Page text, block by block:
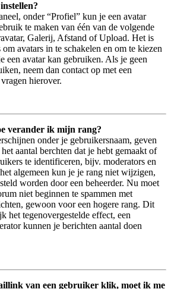
onder “Profiel” kun je een avatar
te maken van één van de volgende
Galerij, Afstand of Upload. Het is
om avatars in te schakelen en om te kiezen
een avatar kan gebruiken. Als je geen
neem dan contact op met een
hierover.
verander ik mijn rang?
onder je gebruikersnaam, geven
aantal berchten dat je hebt gemaakt of
te identificeren, bijv. moderators en
algemeen kun je je rang niet wijzigen,
worden door een beheerder. Nu moet
niet beginnen te spammen met
gewoon voor een hogere rang. Dit
het tegenovergestelde effect, een
kunnen je berichten aantal doen
van een gebruiker klik, moet ik me